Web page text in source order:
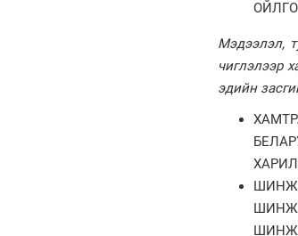
Мэдээлэл,
чиглэлээр
эдийн